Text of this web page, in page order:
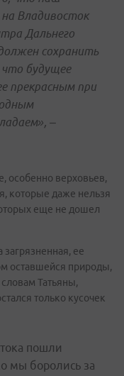
Владивосток
Дальнего
сохранить
будущее
прекрасным при
–
особенно верховьев,
которые даже нельзя
еще не дошел
загрязненная, ее
оставшейся природы,
Татьяны,
только кусочек
пошли
мы боролись за